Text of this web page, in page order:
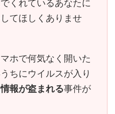
くれているあなたに
てほしくありませ
ホで何気なく開いた
ちにウイルスが入り
報が盗まれる事件が